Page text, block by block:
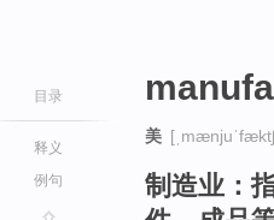
目录
释义
例句
美
制造业：